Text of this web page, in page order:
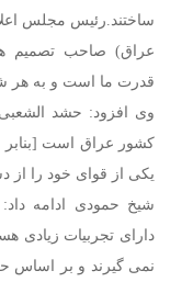
ساختند.رئیس مجلس
عراق) صاحب تصمیم
قدرت ما است و به هر
وی افزود: حشد
کشور عراق است [بنابر
یکی از قوای خود را از
شیخ حمودی ادامه
دارای تجربیات زیادی
نمی گیرند و بر